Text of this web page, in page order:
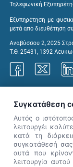
Τηλεφωνική
Εξυπηρέτηση με
μετά από διευθέτηση
Αναβύσσου 2, 2025
Τ.Θ. 25431, 1392
Συγκατάθεση
Αυτός ο
λειτουργέι
κατά τη
συγκατάθεσή
αυτά που
λειτουργία